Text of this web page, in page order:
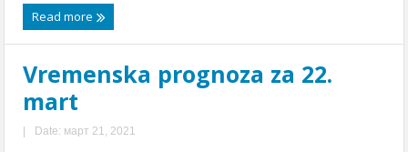
Read more
Vremenska prognoza za 22.
mart
| Date: март 21, 2021